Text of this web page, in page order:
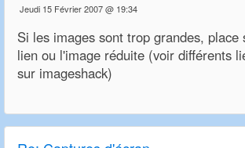
Jeudi 15 Février 2007 @ 19:34
Si les images sont trop grandes, place
lien ou l'image réduite (voir différents
sur imageshack)